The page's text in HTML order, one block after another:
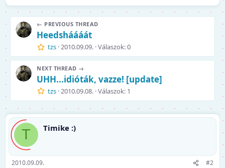
← PREVIOUS THREAD
Heedsháááát
tzs 2010.09.09. Válaszok: 0
NEXT THREAD →
UHH...idióták, vazze! [update]
tzs 2010.09.08. Válaszok: 1
T Timike :)
2010.09.09. #2